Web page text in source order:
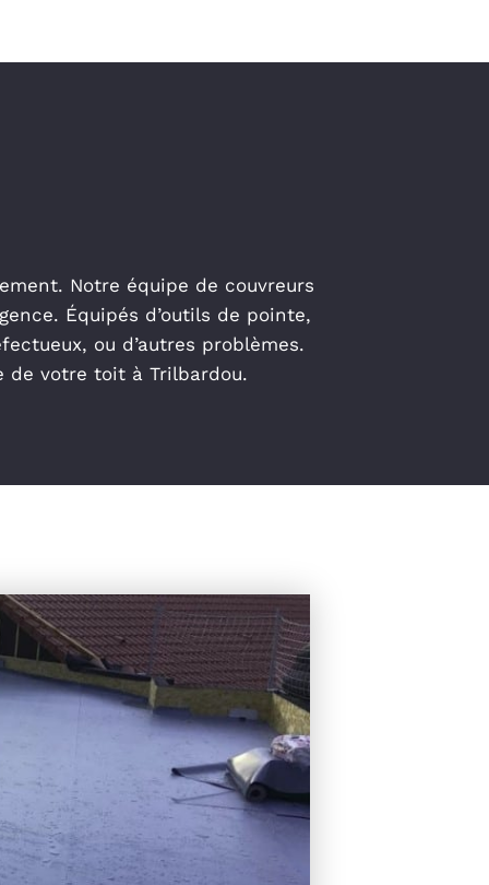
Notre équipe de couvreurs
Équipés d’outils de pointe,
ou d’autres problèmes.
de votre toit à Trilbardou.